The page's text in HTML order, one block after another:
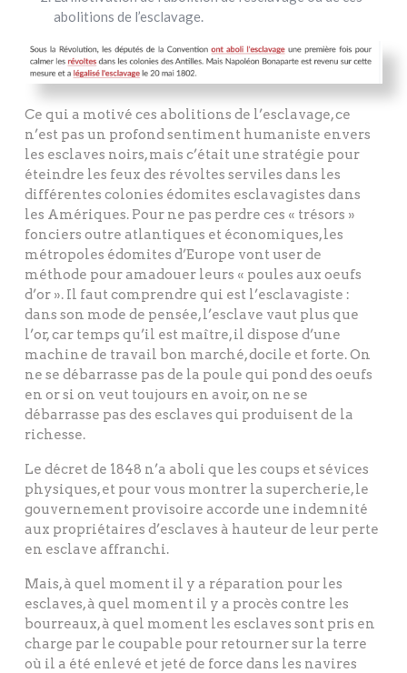
abolitions de l’esclavage.
Ce qui a motivé ces abolitions de l’esclavage, ce
n’est pas un profond sentiment humaniste envers
les esclaves noirs, mais c’était une stratégie pour
éteindre les feux des révoltes serviles dans les
différentes colonies édomites esclavagistes dans
les Amériques. Pour ne pas perdre ces « trésors »
fonciers outre atlantiques et économiques, les
métropoles édomites d’Europe vont user de
méthode pour amadouer leurs « poules aux oeufs
d’or ». Il faut comprendre qui est l’esclavagiste :
dans son mode de pensée, l’esclave vaut plus que
l’or, car temps qu’il est maître, il dispose d’une
machine de travail bon marché, docile et forte. On
ne se débarrasse pas de la poule qui pond des oeufs
en or si on veut toujours en avoir, on ne se
débarrasse pas des esclaves qui produisent de la
richesse.
Le décret de 1848 n’a aboli que les coups et sévices
physiques, et pour vous montrer la supercherie, le
gouvernement provisoire accorde une indemnité
aux propriétaires d’esclaves à hauteur de leur perte
en esclave affranchi.
Mais, à quel moment il y a réparation pour les
esclaves, à quel moment il y a procès contre les
bourreaux, à quel moment les esclaves sont pris en
charge par le coupable pour retourner sur la terre
où il a été enlevé et jeté de force dans les navires